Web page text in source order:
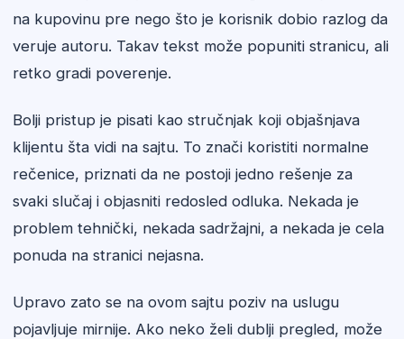
na kupovinu pre nego što je korisnik dobio razlog da
veruje autoru. Takav tekst može popuniti stranicu, ali
retko gradi poverenje.
Bolji pristup je pisati kao stručnjak koji objašnjava
klijentu šta vidi na sajtu. To znači koristiti normalne
rečenice, priznati da ne postoji jedno rešenje za
svaki slučaj i objasniti redosled odluka. Nekada je
problem tehnički, nekada sadržajni, a nekada je cela
ponuda na stranici nejasna.
Upravo zato se na ovom sajtu poziv na uslugu
pojavljuje mirnije. Ako neko želi dublji pregled, može